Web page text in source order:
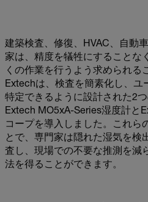
建築検査、修復、HVAC、自動
家は、精度を犠牲にすることな
くの作業を行うよう求められる
Extechは、検査を簡素化し、ユ
特定できるように設計された2
Extech MO5xA-Series湿度計と
コープを導入しました。これら
とで、専門家は隠れた湿気を検
査し、現場での不要な推測を減
法を得ることができます。